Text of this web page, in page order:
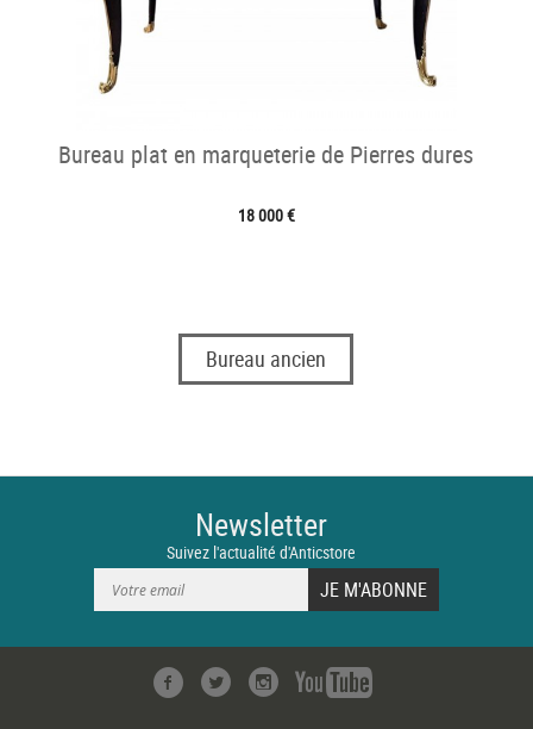
Bureau plat en marqueterie de Pierres dures
18 000 €
Bureau ancien
Newsletter
Suivez l'actualité d'Anticstore